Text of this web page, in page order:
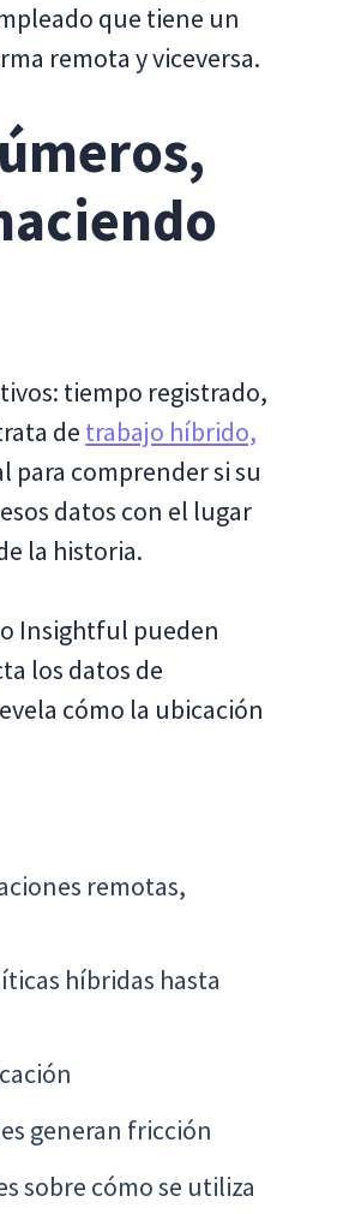
que tiene un
remota y viceversa.
tiempo registrado,
de trabajo híbrido,
para comprender si su
datos con el lugar
la historia.
Insightful pueden
los datos de
cómo la ubicación
remotas,
híbridas hasta
generan fricción
sobre cómo se utiliza